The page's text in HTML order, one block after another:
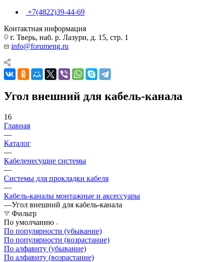
+7(4822)39-44-69
Контактная информация
г. Тверь, наб. р. Лазури, д. 15, стр. 1
info@forumeng.ru
Угол внешний для кабель-канала
16
Главная
—
Каталог
—
Кабеленесущие системы
—
Системы для прокладки кабеля
—
Кабель-каналы монтажные и аксессуары
—Угол внешний для кабель-канала
Фильтр
По умолчанию
По популярности (убывание)
По популярности (возрастание)
По алфавиту (убывание)
По алфавиту (возрастание)